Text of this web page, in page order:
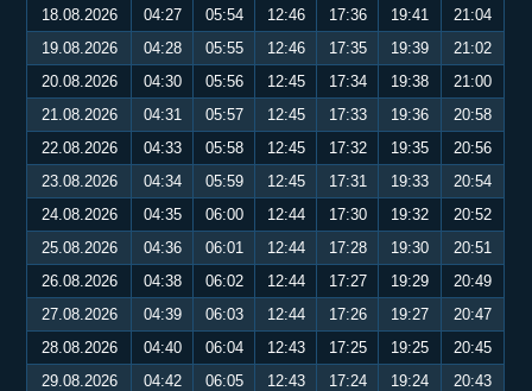
18.08.2026
04:27 05:54 12:46 17:36 19:41
21:04
19.08.2026
04:28 05:55 12:46 17:35 19:39
21:02
20.08.2026
04:30 05:56 12:45 17:34 19:38
21:00
21.08.2026
04:31 05:57 12:45 17:33 19:36
20:58
22.08.2026
04:33 05:58 12:45 17:32 19:35
20:56
23.08.2026
04:34 05:59 12:45 17:31 19:33
20:54
24.08.2026
04:35 06:00 12:44 17:30 19:32
20:52
25.08.2026
04:36 06:01 12:44 17:28 19:30
20:51
26.08.2026
04:38 06:02 12:44 17:27 19:29
20:49
27.08.2026
04:39 06:03 12:44 17:26 19:27
20:47
28.08.2026
04:40 06:04 12:43 17:25 19:25
20:45
29.08.2026
04:42 06:05 12:43 17:24 19:24
20:43